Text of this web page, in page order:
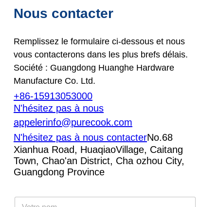
Nous contacter
Remplissez le formulaire ci-dessous et nous
vous contacterons dans les plus brefs délais.
Société : Guangdong Huanghe Hardware
Manufacture Co. Ltd.
+86-15913053000
N'hésitez pas à nous
appelerinfo@purecook.com
N'hésitez pas à nous contacterNo.68
Xianhua Road, HuaqiaoVillage, Caitang
Town, Chao'an District, Cha ozhou City,
Guangdong Province